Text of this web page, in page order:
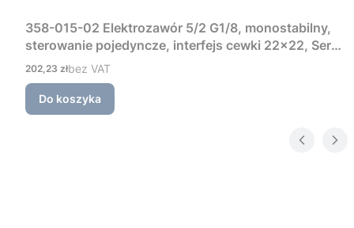
358-015-02 Elektrozawór 5/2 G1/8, monostabilny,
sterowanie pojedyncze, interfejs cewki 22×22, Seria
3 Camozzi
Cena
202,23 złbez VAT
Do koszyka